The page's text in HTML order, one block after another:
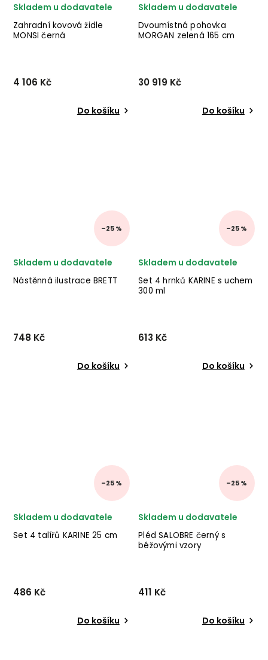
Zahradní kovová židle
MONSI černá
Skladem u dodavatele
4 106 Kč
Do košíku
Dvoumístná pohovka
MORGAN zelená 165 cm
Skladem u dodavatele
30 919 Kč
Do košíku
–25 %
Nástěnná ilustrace BRETT
Skladem u dodavatele
748 Kč
Do košíku
–25 %
Set 4 hrnků KARINE s uchem
300 ml
Skladem u dodavatele
613 Kč
Do košíku
–25 %
Set 4 talířů KARINE 25 cm
Skladem u dodavatele
486 Kč
Do košíku
–25 %
Pléd SALOBRE černý s
béžovými vzory
Skladem u dodavatele
411 Kč
Do košíku